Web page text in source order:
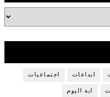
ابداعات اجتماعيات
اية اليوم